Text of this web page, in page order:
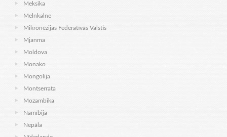
Meksika
Melnkalne
Mikronēzijas Federatīvās Valstis
Mjanma
Moldova
Monako
Mongolija
Montserrata
Mozambika
Namībija
Nepāla